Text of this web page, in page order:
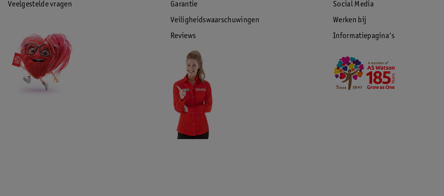
Veelgestelde vragen
Garantie
Veiligheidswaarschuwingen
Reviews
Social Media
Werken bij
Informatiepagina's